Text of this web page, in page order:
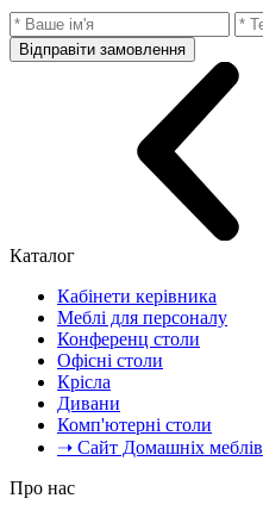
Відправіти замовлення
Каталог
Кабінети керівника
Меблі для персоналу
Конференц столи
Офісні столи
Крісла
Дивани
Комп'ютерні столи
➝ Сайт Домашніх меблів
Про нас